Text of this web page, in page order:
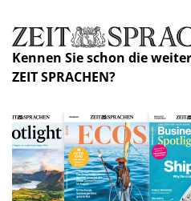
Kennen Sie schon die
ZEIT SPRACHEN?